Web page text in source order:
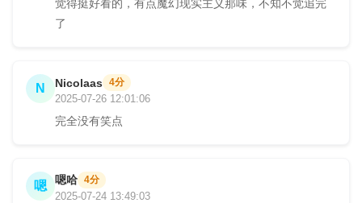
觉得挺好看的，有点魔幻现实主义那味，不知不觉追完
了
N Nicolaas 4分
2025-07-26 12:01:06
完全没有笑点
嗯 嗯哈 4分
2025-07-24 13:49:03